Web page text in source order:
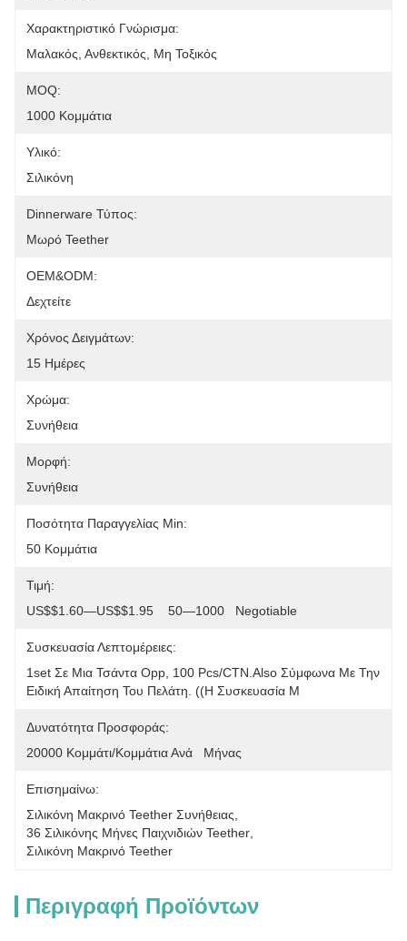
Χαρακτηριστικό Γνώρισμα:
Μαλακός, Ανθεκτικός, Μη Τοξικός
MOQ:
1000 Κομμάτια
Υλικό:
Σιλικόνη
Dinnerware Τύπος:
Μωρό Teether
OEM&ODM:
Δεχτείτε
Χρόνος Δειγμάτων:
15 Ημέρες
Χρώμα:
Συνήθεια
Μορφή:
Συνήθεια
Ποσότητα Παραγγελίας Min:
50 Κομμάτια
Τιμή:
US$$1.60—US$$1.95    50—1000   Negotiable
Συσκευασία Λεπτομέρειες:
1set Σε Μια Τσάντα Opp, 100 Pcs/CTN.Also Σύμφωνα Με Την
Ειδική Απαίτηση Του Πελάτη. ((η Συσκευασία Μ
Δυνατότητα Προσφοράς:
20000 Κομμάτι/κομμάτια Ανά   Μήνας
Επισημαίνω:
Σιλικόνη Μακρινό Teether Συνήθειας
36 Σιλικόνης Μήνες Παιχνιδιών Teether
Σιλικόνη Μακρινό Teether
Περιγραφή Προϊόντων